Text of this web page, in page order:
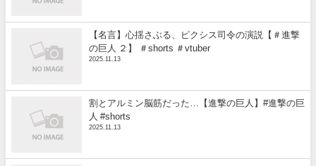
【名言】心揺さぶる、ピクシス司令の演説【＃進撃
の巨人 ２】 ＃shorts ＃vtuber
2025.11.13
割とアルミン脳筋だった…【進撃の巨人】#進撃の巨
人 #shorts
2025.11.13